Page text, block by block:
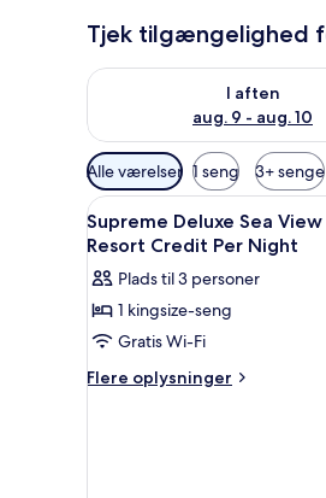
Tjek tilgængelighed
I aften
aug. 9 - aug. 10
Tjek tilgængelighed for i
Tilgængelige
filtre
for
værelser
Alle værelser 1 seng 3+ senge
Indlæs
alle
billeder
af
Supreme
Deluxe
Sea
5
Supreme Deluxe Sea
Resort Credit Per Night
Plads til 3 personer
1 kingsize-seng
Gratis Wi-Fi
Flere oplysninger
Flere